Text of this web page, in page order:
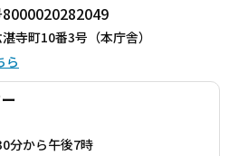
寺町10番3号（本庁舎）
ら
分から午後7時